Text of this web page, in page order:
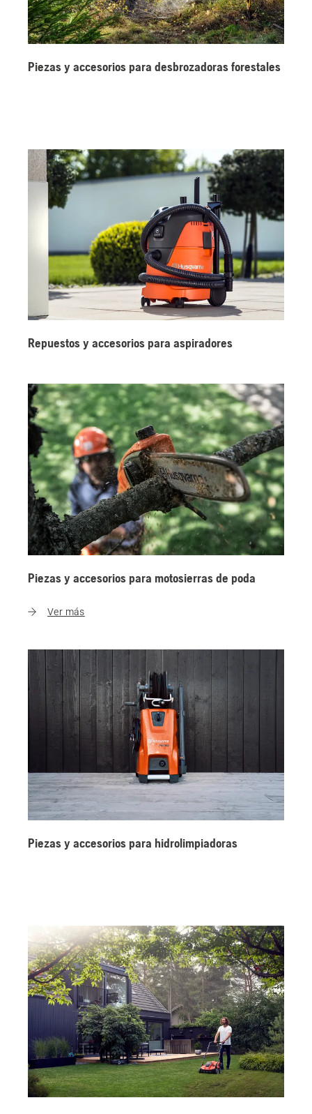
Piezas y accesorios para desbrozadoras forestales
Repuestos y accesorios para aspiradores
Piezas y accesorios para motosierras de poda
Ver más
Piezas y accesorios para hidrolimpiadoras